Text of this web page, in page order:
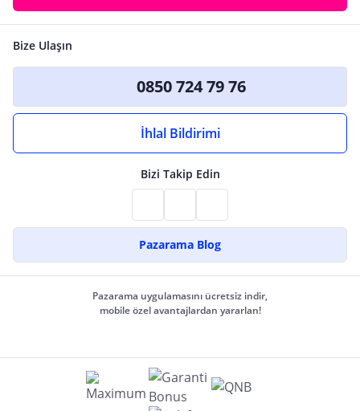
Bize Ulaşın
0850 724 79 76
İhlal Bildirimi
Bizi Takip Edin
Pazarama Blog
Pazarama uygulamasını ücretsiz indir,
mobile özel avantajlardan yararlan!